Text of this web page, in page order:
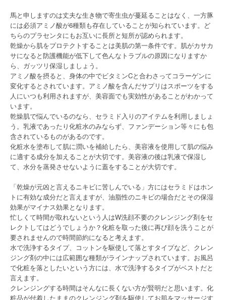
馬と申しますのは丈夫な生き物で寄生虫が蔓延ることはなく、一方豚
には必須アミノ酸が6種類も存在していることが知られています。ど
ちらのプラセンタにもお互いに長所と短所が認められます。
乾燥から肌をプロテクトすることは美肌の第一条件です。肌がカサカ
サになると防護機能が低下して色んなトラブルの原因になりますか
ら、ガッツリ保湿しましょう。
アミノ酸を摂ると、身体の中でビタミンCと合わさってコラーゲンに
変化するとされています。アミノ酸を含んだサプリはスポーツをする
人にいつも利用されますが、美容面でも実効性があることがわかって
います。
乾燥肌で悩んでいるのなら、セラミド入りのアイテムを利用しましょ
う。乳液であったり化粧水のみならず、ファンデーション等々にも包
含されているものがあるのです。
化粧水を塗布して肌に潤いを補給したら、美容液を使用して肌の悩み
に適する成分を加えることが大切です。美容液の後は乳液で保湿し
て、水分を蒸発させないように蓋をすることが大切です。
「乾燥が元凶と言えるニキビに苦しんでいる」方にはセラミドはホン
トに有効な成分だと言えますが、油脂性のニキビの場合だとその保湿
効果がマイナス効果となります。
忙しくて時間が取れないという人はW洗顔不要のクレンジング剤をセ
レクトしてはどうでしょうか？化粧を取った後に再び顔を洗うことが
要されませんので時間節約になると考えます。
水で洗浄するタイプ、コットンを駆使して落とすタイプなど、クレン
ジング剤の中には広範囲な種類がラインナップされています。お風呂
で化粧を落としたいという方には、水で洗浄するタイプがベストだと
言えます。
クレンジングする時間はそんなに長くない方が賢明だと思います。化
粧品が付着したままのクレンジング剤を駆使してお肌をマッサージす